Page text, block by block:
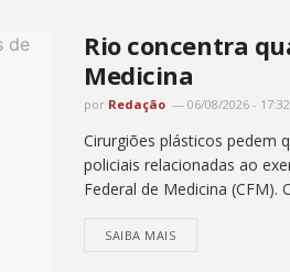
Rio concentra
Medicina
por Redação 06/08/2026 - 17:32
Cirurgiões plásticos pedem
policiais relacionadas ao
Federal de Medicina (CFM).
SAIBA MAIS